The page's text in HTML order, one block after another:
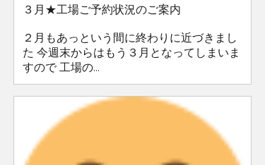
３月★工場ご予約状況のご案内
２月もあっという間に終わりに近づきまし
た 今週末からはもう３月となってしまいま
すので 工場の...